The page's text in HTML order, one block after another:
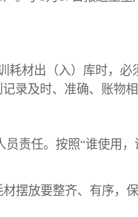
耗材出（入）库时，必
录及时、准确、账物相
责任。按照“谁使用，
摆放要整齐、有序，